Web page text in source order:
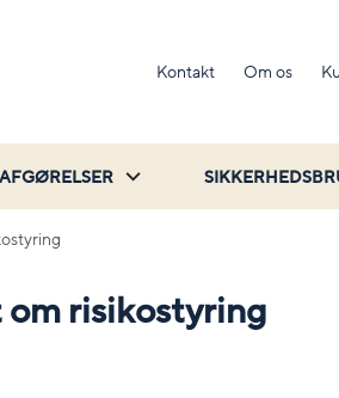
Kontakt Om os
AFGØRELSER
risikostyring